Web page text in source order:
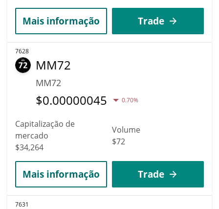
Mais informação Trade
7628
MM72
MM72
$0.00000045 0.70%
Capitalização de
mercado
$34,264
Volume
$72
Mais informação Trade
7631